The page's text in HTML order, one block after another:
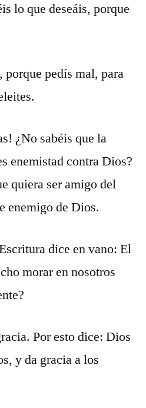
lo que deseáis, porque
porque pedís mal, para
¿No sabéis que la
enemistad contra Dios?
quiera ser amigo del
enemigo de Dios.
dice en vano: El
morar en nosotros
Por esto dice: Dios
y da gracia a los